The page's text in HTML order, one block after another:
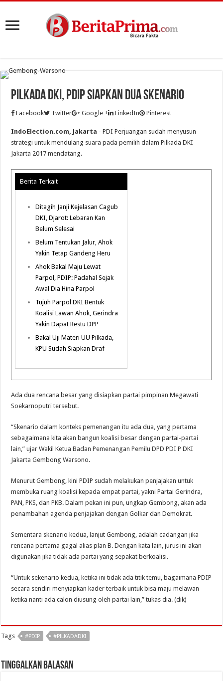
Pilkada DKI, PDIP Siapkan Dua Skenario
Facebook Twitter Google + LinkedIn Pinterest
IndoElection.com, Jakarta - PDI Perjuangan sudah menyusun
strategi untuk mendulang suara pada pemilih dalam Pilkada DKI
Jakarta 2017 mendatang.
Berita Terkait
Ditagih Janji Kejelasan Cagub
DKI, Djarot: Lebaran Kan
Belum Selesai
Belum Tentukan Jalur, Ahok
Yakin Tetap Gandeng Heru
Ahok Bakal Maju Lewat
Parpol, PDIP: Padahal Sejak
Awal Dia Hina Parpol
Tujuh Parpol DKI Bentuk
Koalisi Lawan Ahok, Gerindra
Yakin Dapat Restu DPP
Bakal Uji Materi UU Pilkada,
KPU Sudah Siapkan Draf
Ada dua rencana besar yang disiapkan partai pimpinan Megawati
Soekarnoputri tersebut.
“Skenario dalam konteks pemenangan itu ada dua, yang pertama
sebagaimana kita akan bangun koalisi besar dengan partai-partai
lain,” ujar Wakil Ketua Badan Pemenangan Pemilu DPD PDI P DKI
Jakarta Gembong Warsono.
Menurut Gembong, kini PDIP sudah melakukan penjajakan untuk
membuka ruang koalisi kepada empat partai, yakni Partai Gerindra,
PAN, PKS, dan PKB. Dalam pekan ini pun, ungkap Gembong, akan ada
penambahan agenda penjajakan dengan Golkar dan Demokrat.
Sementara skenario kedua, lanjut Gembong, adalah cadangan jika
rencana pertama gagal alias plan B. Dengan kata lain, jurus ini akan
digunakan jika tidak ada partai yang sepakat berkoalisi.
“Untuk sekenario kedua, ketika ini tidak ada titik temu, bagaimana PDIP
secara sendiri menyiapkan kader terbaik untuk bisa maju melawan
ketika nanti ada calon diusung oleh partai lain,” tukas dia. (dik)
Tags #PDIP #PILKADADKI
Tinggalkan Balasan